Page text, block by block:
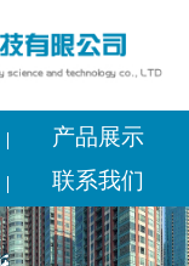
产品展示
联系我们